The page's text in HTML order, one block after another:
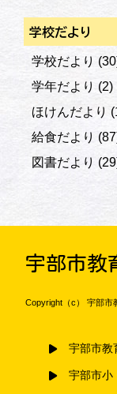
学校だより
学校だより
学年だより (2)
ほけんだより
給食だより
図書だより
宇部市教
Copyright（c） 宇部市
宇部市教
宇部市小